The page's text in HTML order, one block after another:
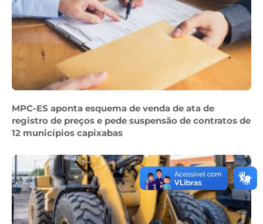
MPC-ES aponta esquema de venda de ata de
registro de preços e pede suspensão de contratos de
12 municípios capixabas